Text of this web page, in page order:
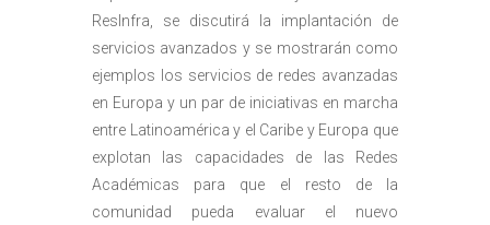
ResInfra, se discutirá la implantación de
servicios avanzados y se mostrarán como
ejemplos los servicios de redes avanzadas
en Europa y un par de iniciativas en marcha
entre Latinoamérica y el Caribe y Europa que
explotan las capacidades de las Redes
Académicas para que el resto de la
comunidad pueda evaluar el nuevo